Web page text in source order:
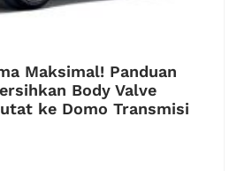
Maksimal! Panduan
Body Valve
ke Domo Transmisi